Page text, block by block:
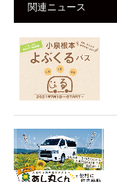
関連ニュース